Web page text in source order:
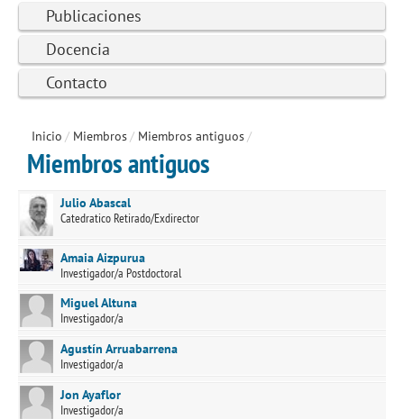
Publicaciones
Docencia
Contacto
Inicio / Miembros/ Miembros antiguos/
Miembros antiguos
Julio Abascal
Catedratico Retirado/Exdirector
Amaia Aizpurua
Investigador/a Postdoctoral
Miguel Altuna
Investigador/a
Agustín Arruabarrena
Investigador/a
Jon Ayaflor
Investigador/a